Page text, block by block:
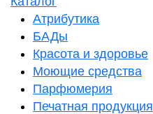
Атрибутика
БАДы
Красота и здоровье
Моющие средства
Парфюмерия
Печатная продукция